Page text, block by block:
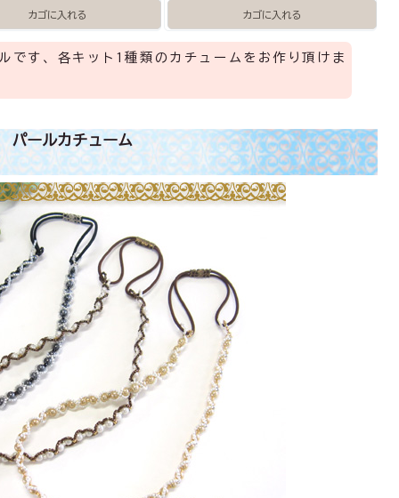
です、各キット1種類のカチュームをお作り頂けま
パールカチューム